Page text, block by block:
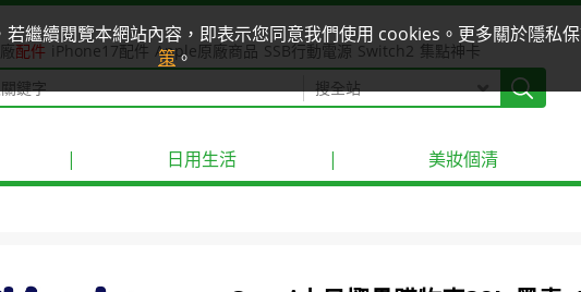
繼續閱覽本網站內容，即表示您同意我們使用 cookies。更多關於隱私
策。
配件 iPhone17配件 Apple原廠商品 SSB行動電源 Switch2 集點神卡
| 日用生活 | 美妝個清